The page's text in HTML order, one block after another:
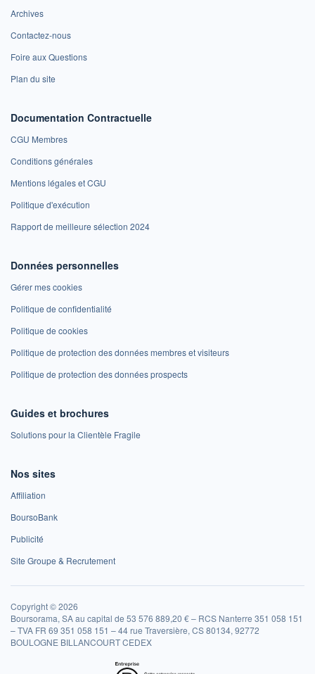
Archives
Contactez-nous
Foire aux Questions
Plan du site
Documentation Contractuelle
CGU Membres
Conditions générales
Mentions légales et CGU
Politique d'exécution
Rapport de meilleure sélection 2024
Données personnelles
Gérer mes cookies
Politique de confidentialité
Politique de cookies
Politique de protection des données membres et visiteurs
Politique de protection des données prospects
Guides et brochures
Solutions pour la Clientèle Fragile
Nos sites
Affiliation
BoursoBank
Publicité
Site Groupe & Recrutement
Copyright © 2026
Boursorama, SA au capital de 53 576 889,20 € – RCS Nanterre 351 058 151
– TVA FR 69 351 058 151 – 44 rue Traversière, CS 80134, 92772
BOULOGNE BILLANCOURT CEDEX